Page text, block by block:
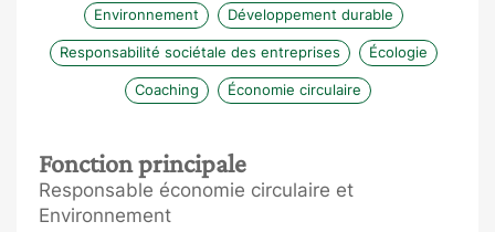
Environnement Développement durable
Responsabilité sociétale des entreprises Écologie
Coaching Économie circulaire
Fonction principale
Responsable économie circulaire et
Environnement